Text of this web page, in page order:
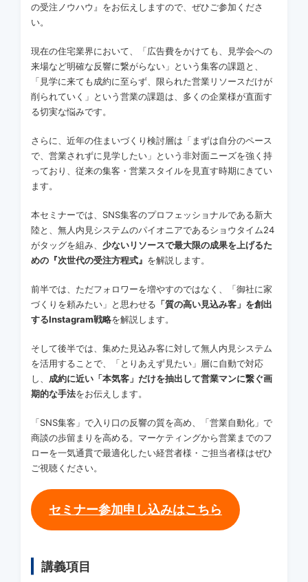
の受注ノウハウ』をお伝えしますので、ぜひご参加くださ
い。
現在の住宅業界において、「広告費をかけても、見学会への
来場など明確な反響に繋がらない」という集客の課題と、
「見学に来ても成約に至らず、限られた営業リソースだけが
削られていく」という営業の課題は、多くの企業様が直面す
る切実な悩みです。
さらに、近年の住まいづくり検討層は「まずは自分のペース
で、営業されずに見学したい」という非対面ニーズを強く持
っており、従来の集客・営業スタイルを見直す時期にきてい
ます。
本セミナーでは、SNS集客のプロフェッショナルである新大
陸と、無人内見システムのパイオニアであるショウタイム24
がタッグを組み、 少ないリソースで最大限の成果を上げるた
めの『次世代の受注方程式』 を解説します。
前半では、ただフォロワーを増やすのではなく、「御社に家
づくりを頼みたい」と思わせる 「質の高い見込み客」を創出
するInstagram戦略を解説します。
そして後半では、集めた見込み客に対して無人内見システム
を活用することで、「とりあえず見たい」層に自動で対応
し、 成約に近い「本気客」だけを抽出して営業マンに繋ぐ画
期的な手法をお伝えします。
「SNS集客」で入り口の反響の質を高め、「営業自動化」で
商談の歩留まりを高める。マーケティングから営業までのフ
ローを一気通貫で最適化したい経営者様・ご担当者様はぜひ
ご視聴ください。
セミナー参加申し込みはこちら
講義項目